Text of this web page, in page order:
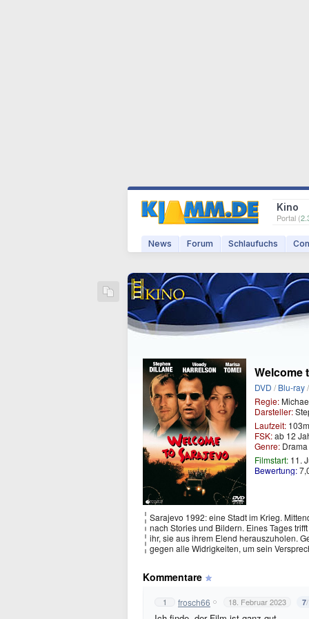
Kino
Portal (
News Forum Schlaufuchs
Welcome
DVD /Blu-ray
Regie:
Darsteller:
Laufzeit:
FSK:ab 12
Genre: Drama
Filmstart: 11.
Bewertung:
Sarajevo 1992: eine Stadt im Krieg.
nach Stories und Bildern. Eines Tages
ihr, sie aus ihrem Elend herauszuholen.
gegen alle Widrigkeiten, um sein
Kommentare
1 frosch66 18. Februar 2023 7